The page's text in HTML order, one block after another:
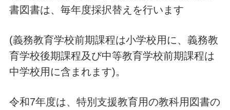
書図書は、毎年度採択替えを行います
(義務教育学校前期課程は小学校用に、義務教
育学校後期課程及び中等教育学校前期課程は
中学校用に含まれます)。
令和7年度は、特別支援教育用の教科用図書の